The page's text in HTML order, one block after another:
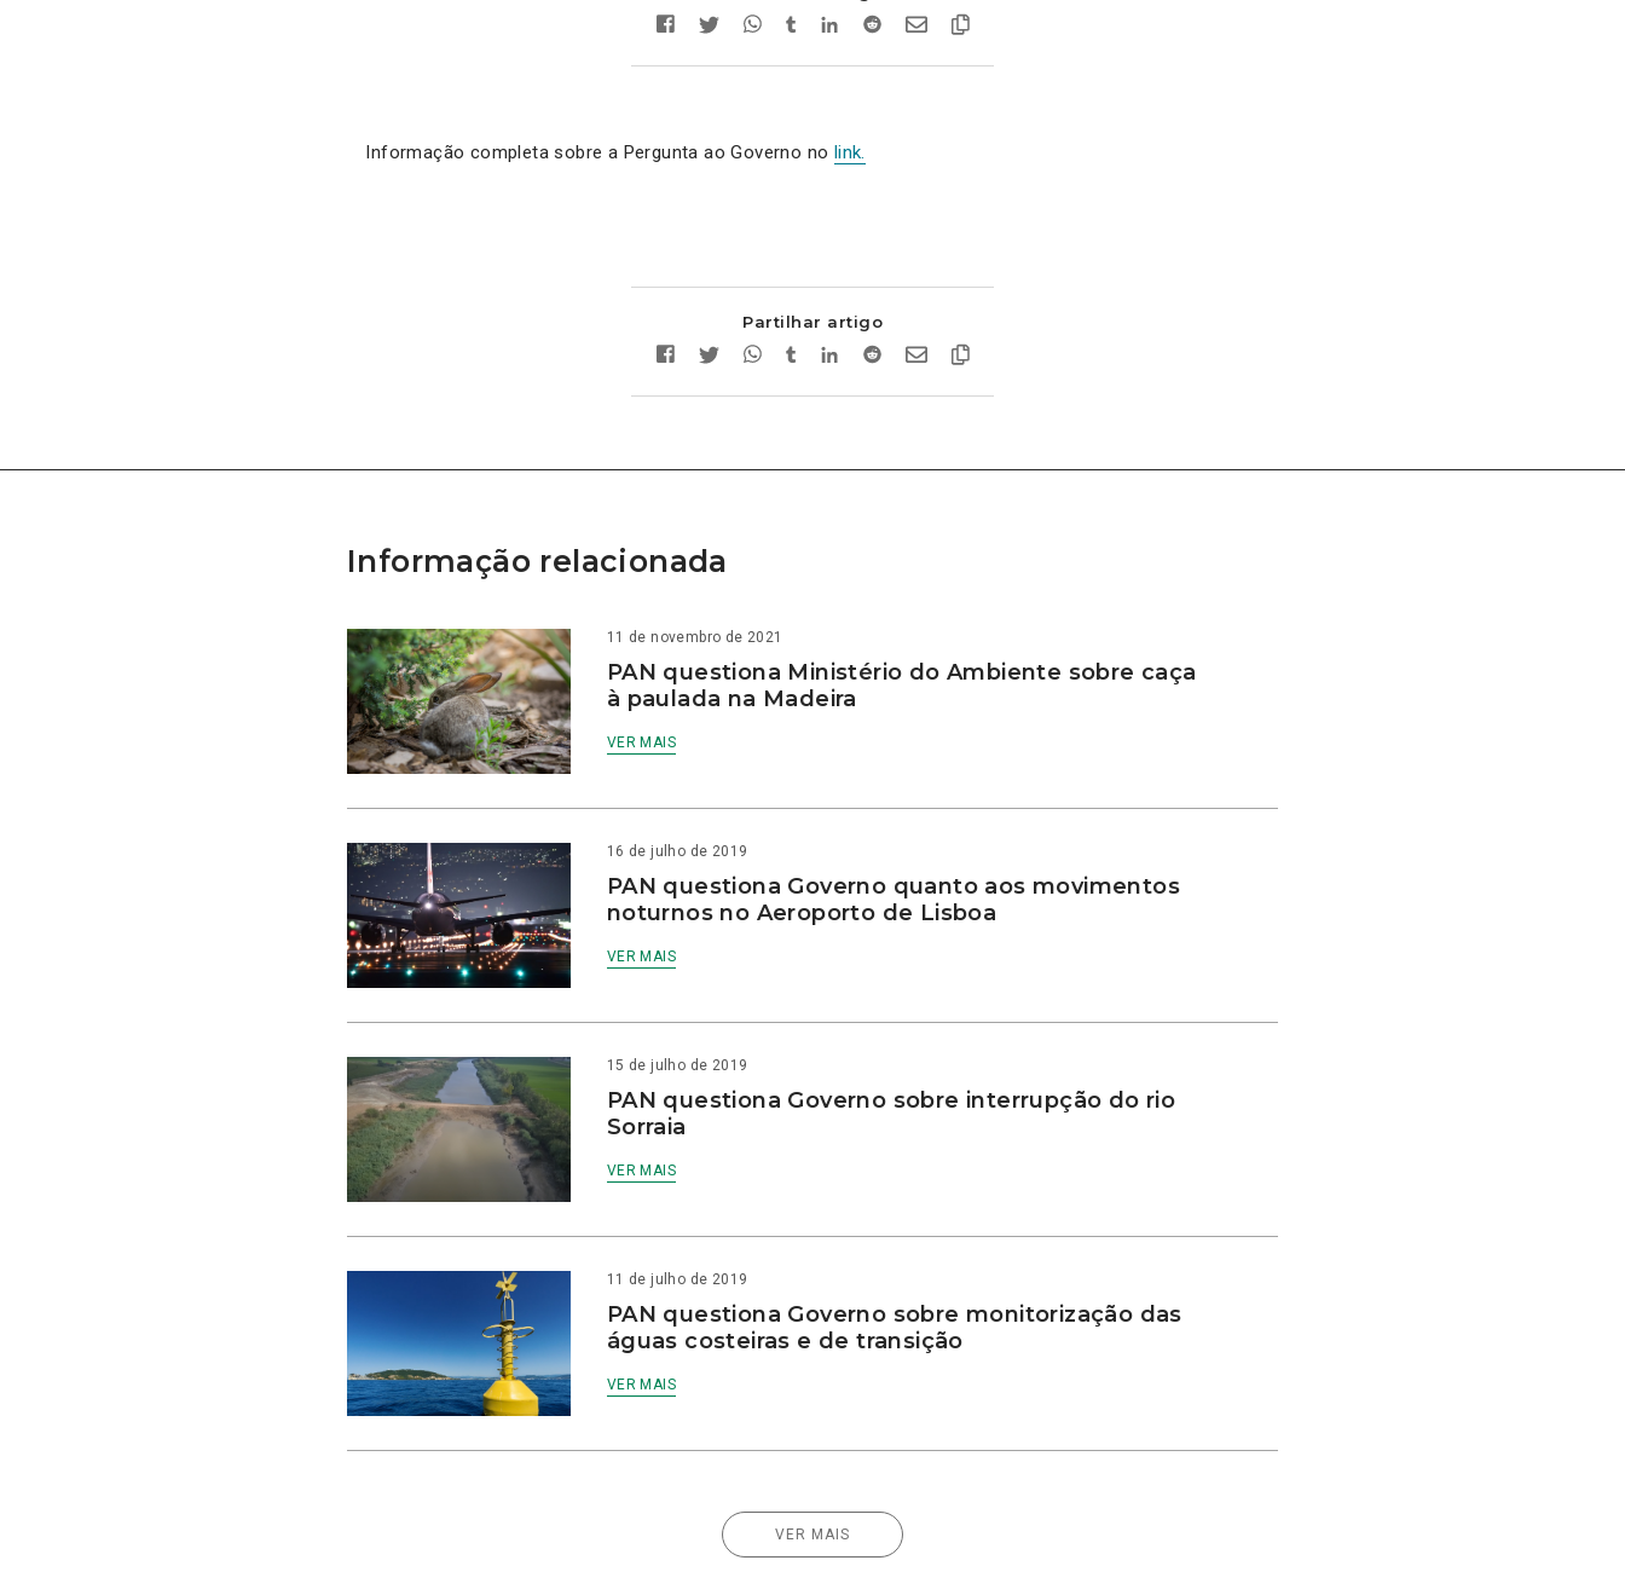
Informação completa sobre a Pergunta ao Governo no link.
Partilhar artigo
Informação relacionada
11 de novembro de 2021
PAN questiona Ministério do Ambiente sobre caça
à paulada na Madeira
VER MAIS
16 de julho de 2019
PAN questiona Governo quanto aos movimentos
noturnos no Aeroporto de Lisboa
VER MAIS
15 de julho de 2019
PAN questiona Governo sobre interrupção do rio
Sorraia
VER MAIS
11 de julho de 2019
PAN questiona Governo sobre monitorização das
águas costeiras e de transição
VER MAIS
VER MAIS